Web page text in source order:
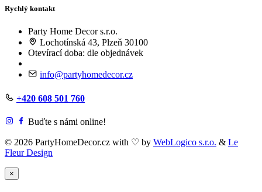
Rychlý kontakt
Party Home Decor s.r.o.
Lochotínská 43, Plzeň 30100
Otevírací doba: dle objednávek
info@partyhomedecor.cz
+420 608 501 760
Buďte s námi online!
© 2026 PartyHomeDecor.cz with ♡ by WebLogico s.r.o. & Le
Fleur Design
×